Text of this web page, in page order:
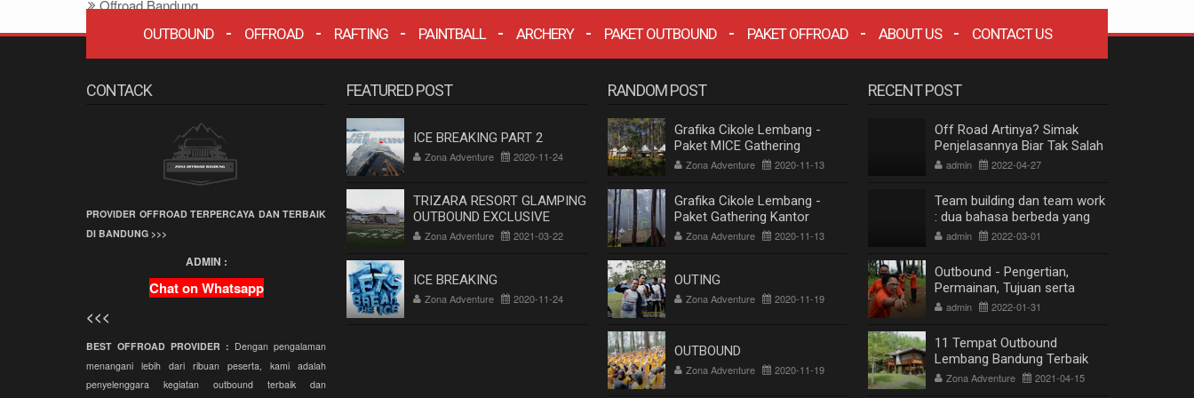
Offroad Bandung
Grafika Cikole
Terminal Wisata
Employee Gathering
Company Gathering
Team Building
Offroad Amazing
Wisata Bandung
Offroad
Paintball
Paket Offroad
Bandung
OUTBOUND OFFROAD RAFTING PAINTBALL ARCHERY PAKET OUTBOUND PAKET OFFROAD ABOUT US CONTACT US
CONTACK
PROVIDER OFFROAD TERPERCAYA DAN TERBAIK
DI BANDUNG >>>
ADMIN :
Chat on Whatsapp
<<<
BEST OFFROAD PROVIDER : Dengan pengalaman
menangani lebih dari ribuan peserta, kami adalah
penyelenggara kegiatan outbound terbaik dan
FEATURED POST
ICE BREAKING PART 2
Zona Adventure 2020-11-24
TRIZARA RESORT GLAMPING
OUTBOUND EXCLUSIVE
Zona Adventure 2021-03-22
ICE BREAKING
Zona Adventure 2020-11-24
RANDOM POST
Grafika Cikole Lembang -
Paket MICE Gathering
Outbound Cikole Lembang
Zona Adventure 2020-11-13
Grafika Cikole Lembang -
Paket Gathering Kantor
Outbound Cikole Lembang
Zona Adventure 2020-11-13
OUTING
Zona Adventure 2020-11-19
OUTBOUND
Zona Adventure 2020-11-19
RECENT POST
Off Road Artinya? Simak
Penjelasannya Biar Tak Salah
Paham
admin 2022-04-27
Team building dan team work
: dua bahasa berbeda yang
berkesinambungan
admin 2022-03-01
Outbound - Pengertian,
Permainan, Tujuan serta
Manfaat
admin 2022-01-31
11 Tempat Outbound
Lembang Bandung Terbaik
Terpopuler
Zona Adventure 2021-04-15